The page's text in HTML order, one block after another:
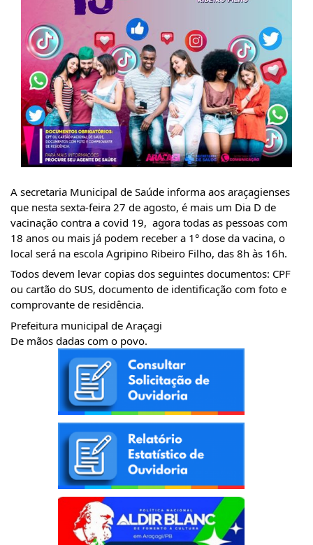
A secretaria Municipal de Saúde informa aos araçagienses
que nesta sexta-feira 27 de agosto, é mais um Dia D de
vacinação contra a covid 19,  agora todas as pessoas com
18 anos ou mais já podem receber a 1° dose da vacina, o
local será na escola Agripino Ribeiro Filho, das 8h às 16h.
Todos devem levar copias dos seguintes documentos: CPF
ou cartão do SUS, documento de identificação com foto e
comprovante de residência.
Prefeitura municipal de Araçagi
De mãos dadas com o povo.